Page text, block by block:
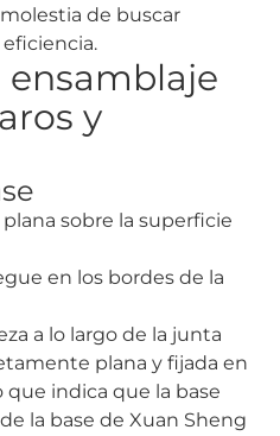
de buscar
ensamblaje
y
sobre la superficie
en los bordes de la
a lo largo de la junta
plana y fijada en
que indica que la base
la base de Xuan Sheng